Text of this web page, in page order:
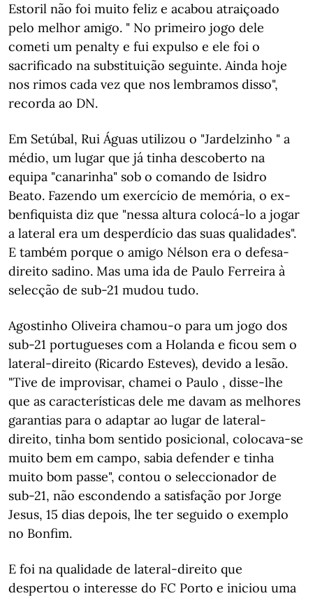
Estoril não foi muito feliz e acabou atraiçoado
pelo melhor amigo. " No primeiro jogo dele
cometi um penalty e fui expulso e ele foi o
sacrificado na substituição seguinte. Ainda hoje
nos rimos cada vez que nos lembramos disso",
recorda ao DN.
Em Setúbal, Rui Águas utilizou o "Jardelzinho " a
médio, um lugar que já tinha descoberto na
equipa "canarinha" sob o comando de Isidro
Beato. Fazendo um exercício de memória, o ex-
benfiquista diz que "nessa altura colocá-lo a jogar
a lateral era um desperdício das suas qualidades".
E também porque o amigo Nélson era o defesa-
direito sadino. Mas uma ida de Paulo Ferreira à
selecção de sub-21 mudou tudo.
Agostinho Oliveira chamou-o para um jogo dos
sub-21 portugueses com a Holanda e ficou sem o
lateral-direito (Ricardo Esteves), devido a lesão.
"Tive de improvisar, chamei o Paulo , disse-lhe
que as características dele me davam as melhores
garantias para o adaptar ao lugar de lateral-
direito, tinha bom sentido posicional, colocava-se
muito bem em campo, sabia defender e tinha
muito bom passe", contou o seleccionador de
sub-21, não escondendo a satisfação por Jorge
Jesus, 15 dias depois, lhe ter seguido o exemplo
no Bonfim.
E foi na qualidade de lateral-direito que
despertou o interesse do FC Porto e iniciou uma